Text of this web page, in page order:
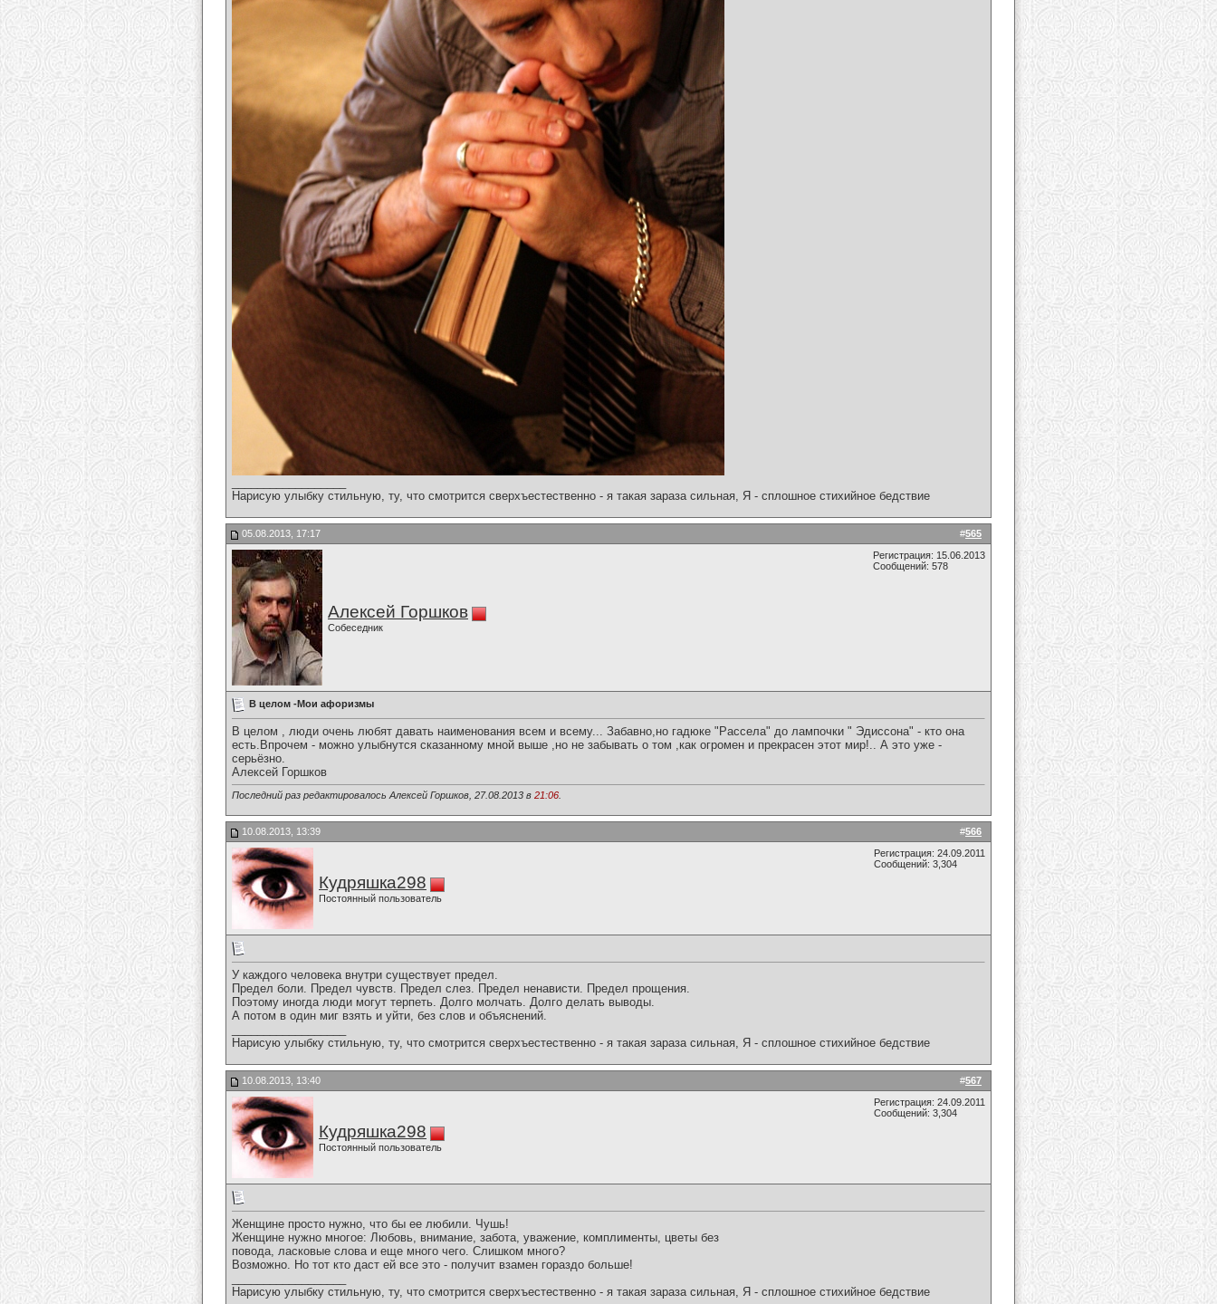
Нарисую улыбку стильную, ту, что смотрится сверхъестественно - я такая зараза сильная, Я - сплошное стихийное бедствие
#565
05.08.2013, 17:17
Алексей Горшков
Собеседник
Регистрация: 15.06.2013
Сообщений: 578
В целом -Мои афоризмы
В целом , люди очень любят давать наименования всем и всему... Забавно,но гадюке "Рассела" до лампочки " Эдиссона" - кто она
есть.Впрочем - можно улыбнутся сказанному мной выше ,но не забывать о том ,как огромен и прекрасен этот мир!.. А это уже -
серьёзно.
Алексей Горшков
Последний раз редактировалось Алексей Горшков, 27.08.2013 в 21:06
#566
10.08.2013, 13:39
Кудряшка298
Постоянный пользователь
Регистрация: 24.09.2011
Сообщений: 3,304
У каждого человека внутри существует предел.
Предел боли. Предел чувств. Предел слез. Предел ненависти. Предел прощения.
Поэтому иногда люди могут терпеть. Долго молчать. Долго делать выводы.
А потом в один миг взять и уйти, без слов и объяснений.
Нарисую улыбку стильную, ту, что смотрится сверхъестественно - я такая зараза сильная, Я - сплошное стихийное бедствие
#567
10.08.2013, 13:40
Кудряшка298
Постоянный пользователь
Регистрация: 24.09.2011
Сообщений: 3,304
Женщине просто нужно, что бы ее любили. Чушь!
Женщине нужно многое: Любовь, внимание, забота, уважение, комплименты, цветы без
повода, ласковые слова и еще много чего. Слишком много?
Возможно. Но тот кто даст ей все это - получит взамен гораздо больше!
Нарисую улыбку стильную, ту, что смотрится сверхъестественно - я такая зараза сильная, Я - сплошное стихийное бедствие